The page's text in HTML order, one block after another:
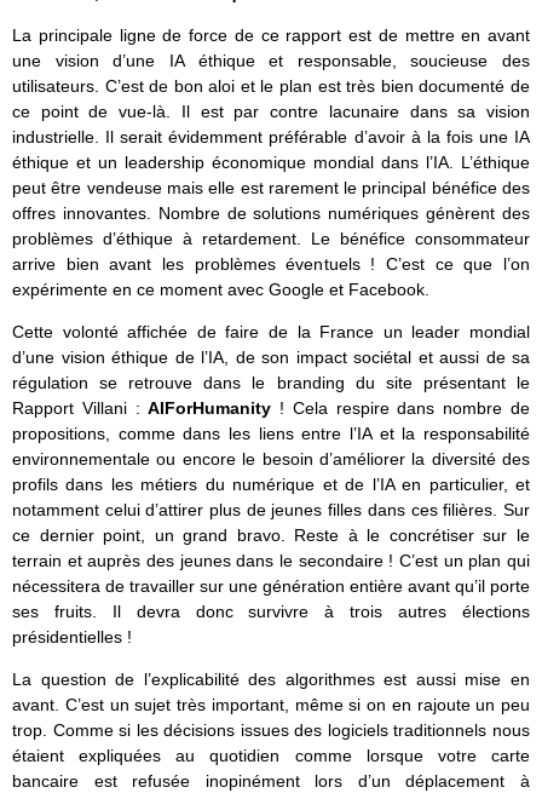
La principale ligne de force de ce rapport est de mettre en avant
une vision d’une IA éthique et responsable, soucieuse des
utilisateurs. C’est de bon aloi et le plan est très bien documenté de
ce point de vue-là. Il est par contre lacunaire dans sa vision
industrielle. Il serait évidemment préférable d’avoir à la fois une IA
éthique et un leadership économique mondial dans l’IA. L’éthique
peut être vendeuse mais elle est rarement le principal bénéfice des
offres innovantes. Nombre de solutions numériques génèrent des
problèmes d’éthique à retardement. Le bénéfice consommateur
arrive bien avant les problèmes éventuels ! C’est ce que l’on
expérimente en ce moment avec Google et Facebook.
Cette volonté affichée de faire de la France un leader mondial
d’une vision éthique de l’IA, de son impact sociétal et aussi de sa
régulation se retrouve dans le branding du site présentant le
Rapport Villani :AIForHumanity ! Cela respire dans nombre de
propositions, comme dans les liens entre l’IA et la responsabilité
environnementale ou encore le besoin d’améliorer la diversité des
profils dans les métiers du numérique et de l’IA en particulier, et
notamment celui d’attirer plus de jeunes filles dans ces filières. Sur
ce dernier point, un grand bravo. Reste à le concrétiser sur le
terrain et auprès des jeunes dans le secondaire ! C’est un plan qui
nécessitera de travailler sur une génération entière avant qu’il porte
ses fruits. Il devra donc survivre à trois autres élections
présidentielles !
La question de l’explicabilité des algorithmes est aussi mise en
avant. C’est un sujet très important, même si on en rajoute un peu
trop. Comme si les décisions issues des logiciels traditionnels nous
étaient expliquées au quotidien comme lorsque votre carte
bancaire est refusée inopinément lors d’un déplacement à